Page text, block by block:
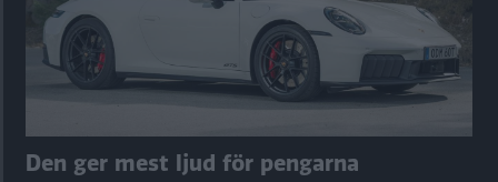
Den ger mest ljud för pengarna